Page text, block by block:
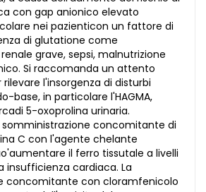
con gap anionico elevato
nei pazienticon un fattore di
di glutatione come
grave, sepsi, malnutrizione
Si raccomanda un attento
l'insorgenza di disturbi
base, in particolare l'HAGMA,
5-oxoprolina urinaria.
somministrazione concomitante di
C con l'agente chelante
il ferro tissutale a livelli
insufficienza cardiaca. La
concomitante con cloramfenicolo